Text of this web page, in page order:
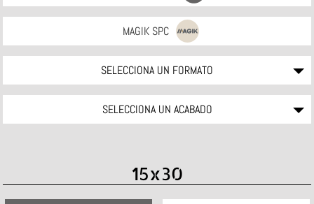
MAGIK SPC
SELECCIONA UN FORMATO
SELECCIONA UN ACABADO
15x30